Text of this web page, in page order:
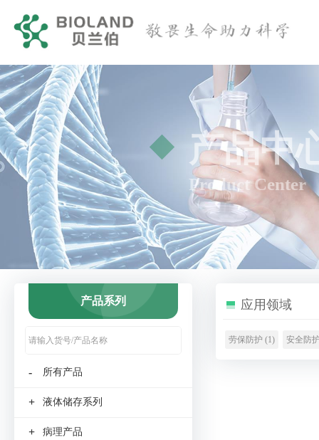
产品中
Product Center
产品系列
- 所有产品
+ 液体储存系列
+ 病理产品
应用领域
劳保防护 (1) 安全防